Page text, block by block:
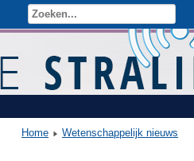
Home Wetenschappelijk nieuws